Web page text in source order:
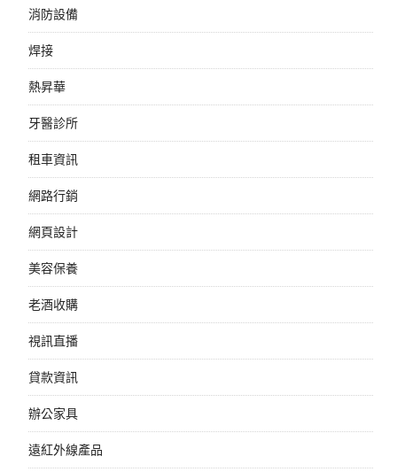
消防設備
焊接
熱昇華
牙醫診所
租車資訊
網路行銷
網頁設計
美容保養
老酒收購
視訊直播
貸款資訊
辦公家具
遠紅外線產品